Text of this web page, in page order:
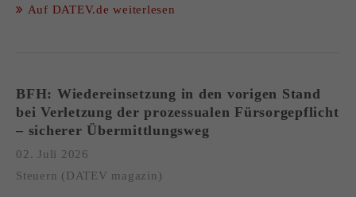
Auf DATEV.de weiterlesen
BFH: Wiedereinsetzung in den vorigen Stand
bei Verletzung der prozessualen Fürsorgepflicht
– sicherer Übermittlungsweg
02. Juli 2026
Steuern (DATEV magazin)